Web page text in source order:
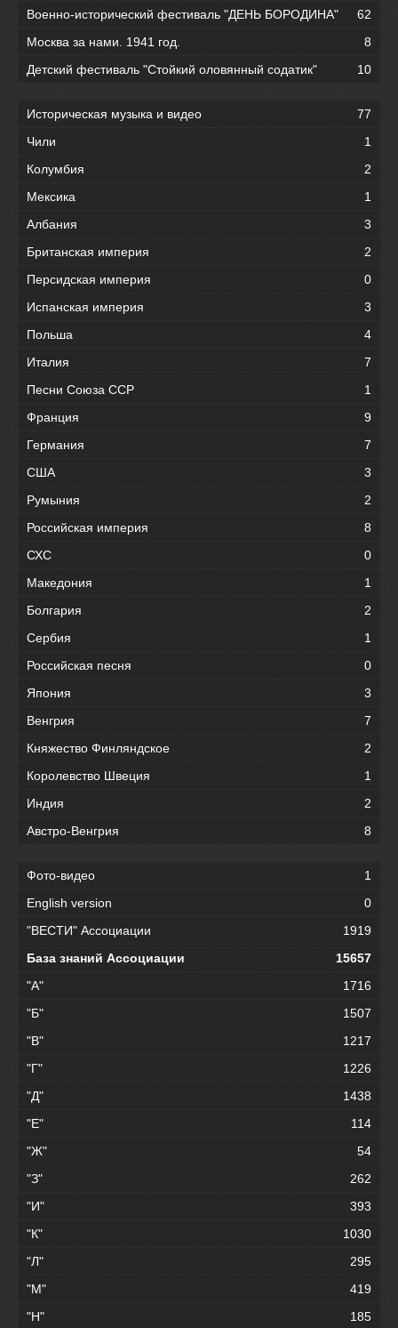
Военно-исторический фестиваль "ДЕНЬ БОРОДИНА"
62
Москва за нами. 1941 год.
8
Детский фестиваль "Стойкий оловянный содатик"
10
Историческая музыка и видео
77
Чили
1
Колумбия
2
Мексика
1
Албания
3
Британская империя
2
Персидская империя
0
Испанская империя
3
Польша
4
Италия
7
Песни Союза ССР
1
Франция
9
Германия
7
США
3
Румыния
2
Российская империя
8
СХС
0
Македония
1
Болгария
2
Сербия
1
Российская песня
0
Япония
3
Венгрия
7
Княжество Финляндское
2
Королевство Швеция
1
Индия
2
Австро-Венгрия
8
Фото-видео
1
English version
0
"ВЕСТИ" Ассоциации
1919
База знаний Ассоциации
15657
"А"
1716
"Б"
1507
"В"
1217
"Г"
1226
"Д"
1438
"Е"
114
"Ж"
54
"З"
262
"И"
393
"К"
1030
"Л"
295
"М"
419
"Н"
185